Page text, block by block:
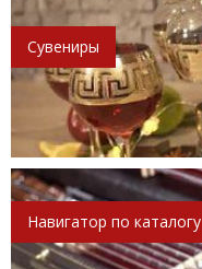
Сувениры
Навигатор по каталогу